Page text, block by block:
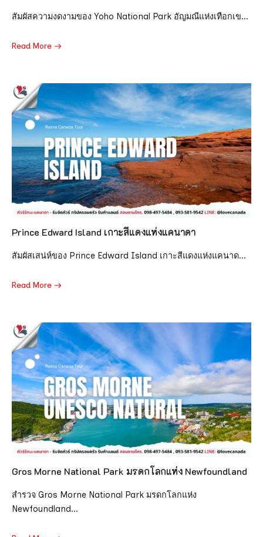
สัมผัสความงดงามของ Yoho National Park อัญมณีแห่งเทือกเข...
Read More
Prince Edward Island เกาะสีแดงแห่งแคนาดา
สัมผัสเสน่ห์ของ Prince Edward Island เกาะสีแดงแห่งแคนาด...
Read More
Gros Morne National Park มรดกโลกแห่ง Newfoundland
สำรวจ Gros Morne National Park มรดกโลกแห่ง
Newfoundland...